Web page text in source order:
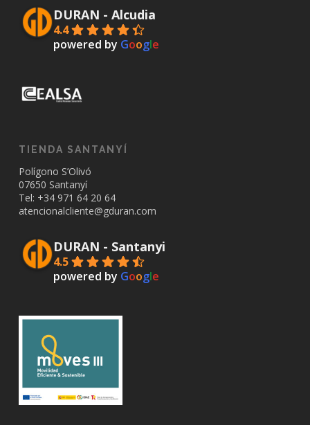
DURAN - Alcudia
4.4
powered by Google
TIENDA SANTANYÍ
Polígono S’Olivó
07650 Santanyí
Tel: +34 971 64 20 64
atencionalcliente@gduran.com
DURAN - Santanyi
4.5
powered by Google